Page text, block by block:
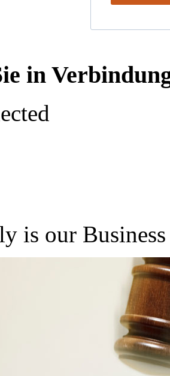
in
is our